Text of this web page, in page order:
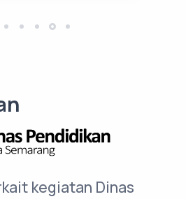
kegiatan Dinas